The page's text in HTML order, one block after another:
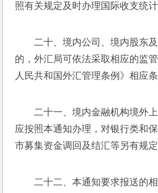
照有关规定及时办理国际收支统计
二十、境内公司、境内股东
的，外汇局可依法采取相应的监
人民共和国外汇管理条例》相应
二十一、境内金融机构境外
应按照本通知办理，对银行类和
市募集资金调回及结汇等另有规定
二十二、本通知要求报送的